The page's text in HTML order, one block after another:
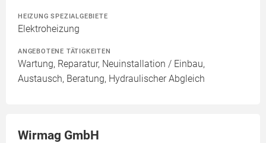
HEIZUNG SPEZIALGEBIETE
Elektroheizung
ANGEBOTENE TÄTIGKEITEN
Wartung, Reparatur, Neuinstallation / Einbau,
Austausch, Beratung, Hydraulischer Abgleich
Wirmag GmbH